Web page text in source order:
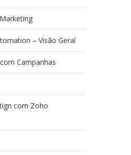
– Visão Geral
Campanhas
com Zoho